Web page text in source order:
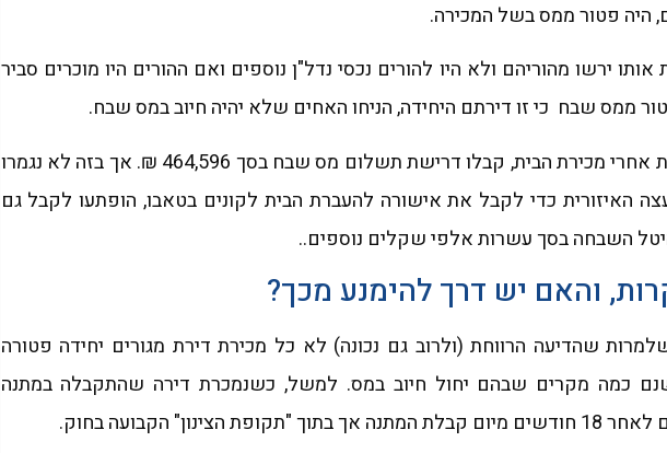
היה פטור ממס בשל המכירה.
אותו ירשו מהוריהם ולא היו להורים נכסי נדל"ן נוספים ואם ההורים היו מוכרים סביר
ממס שבח כי זו דירתם היחידה, הניחו האחים שלא יהיה חיוב במס שבח.
לתדהמתם, כמה שבועות אחרי מכירת הבית, קבלו דרישת תשלום מס שבח בסך 464,596 ₪. אך בזה לא נגמרו
האיזורית כדי לקבל את אישורה להעברת הבית לקונים בטאבו, הופתעו לקבל גם
השבחה בסך עשרות אלפי שקלים נוספים..
והאם יש דרך להימנע מכך?
שהדיעה הרווחת (ולרוב גם נכונה) לא כל מכירת דירת מגורים יחידה פטורה
כמה מקרים שבהם יחול חיוב במס. למשל, כשנמכרת דירה שהתקבלה במתנה
הקבועה בחוק.